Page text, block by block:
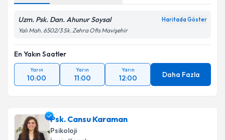
Uzm. Psk. Dan. Ahunur Soysal Haritada Göster
Yalı Mah. 6502/3 Sk. Zehra Ofis Mavişehir
En Yakın Saatler
Yarın
10:00
Yarın
11:00
Yarın
12:00 Daha Fazla
Psk. Cansu Karaman
Psikoloji